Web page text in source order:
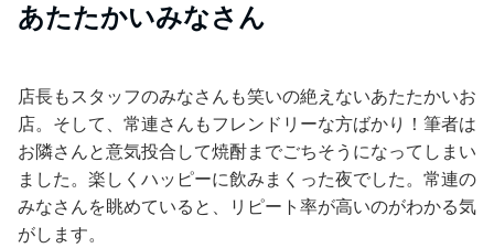
あたたかいみなさん
店長もスタッフのみなさんも笑いの絶えないあたたかいお
店。そして、常連さんもフレンドリーな方ばかり！筆者は
お隣さんと意気投合して焼酎までごちそうになってしまい
ました。楽しくハッピーに飲みまくった夜でした。常連の
みなさんを眺めていると、リピート率が高いのがわかる気
がします。